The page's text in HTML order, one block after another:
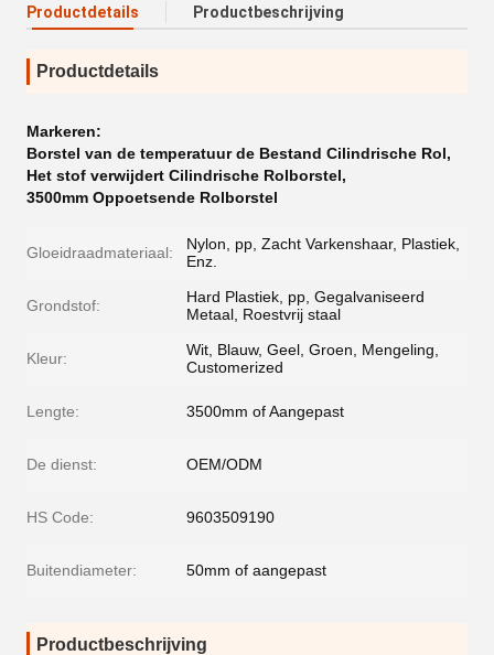
Productdetails Productbeschrijving
Productdetails
Markeren:
Borstel van de temperatuur de Bestand Cilindrische Rol,
Het stof verwijdert Cilindrische Rolborstel,
3500mm Oppoetsende Rolborstel
Gloeidraadmateriaal:
Nylon, pp, Zacht Varkenshaar, Plastiek,
Enz.
Grondstof:
Hard Plastiek, pp, Gegalvaniseerd
Metaal, Roestvrij staal
Kleur:
Wit, Blauw, Geel, Groen, Mengeling,
Customerized
Lengte: 3500mm of Aangepast
De dienst: OEM/ODM
HS Code: 9603509190
Buitendiameter: 50mm of aangepast
Productbeschrijving